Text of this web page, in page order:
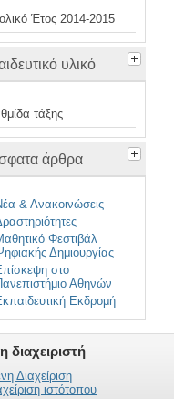
Έτος 2014-2015
υλικό
τάξης
άρθρα
& Ανακοινώσεις
Φεστιβάλ
Δημιουργίας
στο
Αθηνών
Εκδρομή
διαχειριστή
Διαχείριση
ιστότοπου